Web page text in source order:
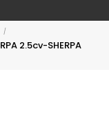
2.5cv-SHERPA